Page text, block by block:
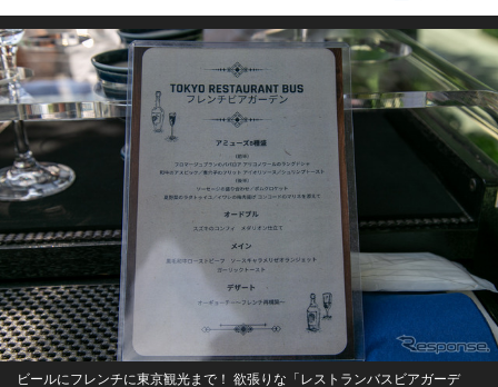
ビールにフレンチに東京観光まで！ 欲張りな「レストランバスビアガーデ